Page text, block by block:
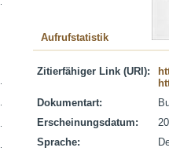
Aufrufstatistik
Zitierfähiger Link (URI):
Dokumentart:
Erscheinungsdatum:
Sprache: